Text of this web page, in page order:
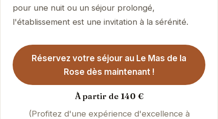
pour une nuit ou un séjour prolongé,
l'établissement est une invitation à la sérénité.
Réservez votre séjour au Le Mas de la
Rose dès maintenant !
À partir de 140 €
(Profitez d'une expérience d'excellence à